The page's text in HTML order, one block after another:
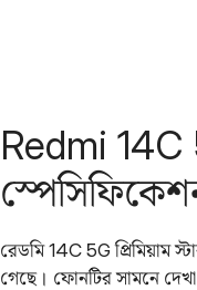
Redmi 14C
রেডমি 14C 5G প্রিমিয়াম
গেছে। ফোনটির সামনে